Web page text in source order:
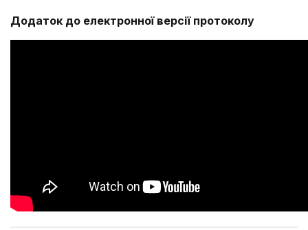
Додаток до електронної версії протоколу